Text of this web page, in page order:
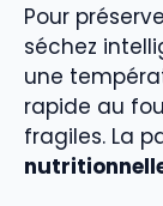
Pour
séchez
une
rapide au
fragiles. La